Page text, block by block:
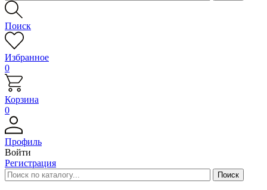
Поиск
Избранное
0
Корзина
0
Профиль
Войти
Регистрация